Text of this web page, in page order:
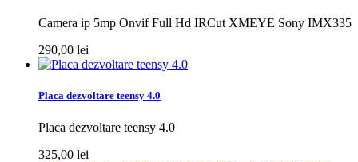
Camera ip 5mp Onvif Full Hd IRCut XMEYE Sony IMX335
290,00 lei
Placa dezvoltare teensy 4.0
Placa dezvoltare teensy 4.0
325,00 lei